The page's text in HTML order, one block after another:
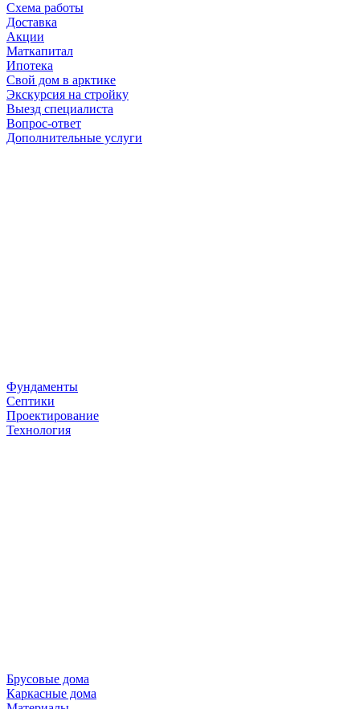
Схема работы
Доставка
Акции
Маткапитал
Ипотека
Свой дом в арктике
Экскурсия на стройку
Выезд специалиста
Вопрос-ответ
Дополнительные услуги
Фундаменты
Септики
Проектирование
Технология
Брусовые дома
Каркасные дома